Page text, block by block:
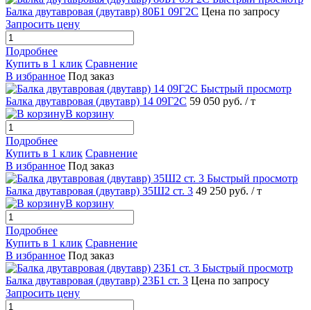
Балка двутавровая (двутавр) 80Б1 09Г2С Цена по запросу
Запросить цену
Подробнее
Купить в 1 клик Сравнение
В избранное Под заказ
Быстрый просмотр
Балка двутавровая (двутавр) 14 09Г2С 59 050 руб. / т
В корзину
Подробнее
Купить в 1 клик Сравнение
В избранное Под заказ
Быстрый просмотр
Балка двутавровая (двутавр) 35Ш2 ст. 3 49 250 руб. / т
В корзину
Подробнее
Купить в 1 клик Сравнение
В избранное Под заказ
Быстрый просмотр
Балка двутавровая (двутавр) 23Б1 ст. 3 Цена по запросу
Запросить цену